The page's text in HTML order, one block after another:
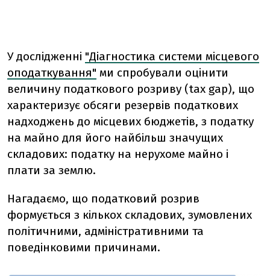
У дослідженні "Діагностика системи місцевого
оподаткування" ми спробували оцінити
величину податкового розриву (tax gap), що
характеризує обсяги резервів податкових
надходжень до місцевих бюджетів, з податку
на майно для його найбільш значущих
складових: податку на нерухоме майно і
плати за землю.
Нагадаємо, що податковий розрив
формується з кількох складових, зумовлених
політичними, адміністративними та
поведінковими причинами.